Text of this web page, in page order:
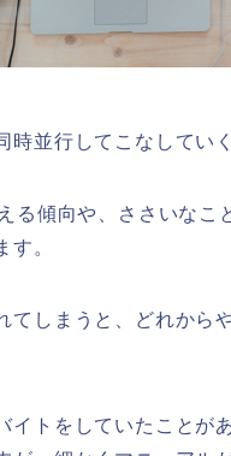
時並行してこなしてい
る傾向や、ささいなこ
す。
てしまうと、どれから
イトをしていたことが